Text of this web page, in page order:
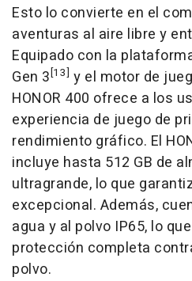
Esto lo convierte en el
aventuras al aire libre y
Equipado con la
Gen 3 [13] y el motor de
HONOR 400 ofrece a los
experiencia de juego de
rendimiento gráfico. El
incluye hasta 512 GB de
ultragrande, lo que
excepcional. Además,
agua y al polvo IP65, lo
protección completa
polvo.